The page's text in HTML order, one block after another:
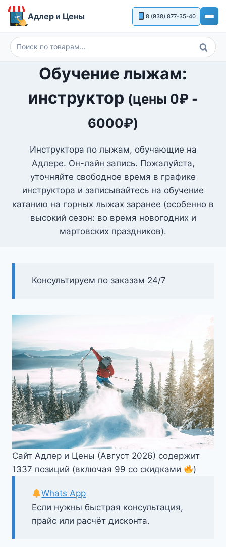
Перейти
Адлер и Цены 8 (938) 877-35-40
Искать:
Поиск
Обучение лыжам:
инструктор (цены 0₽ -
6000₽)
Инструктора по лыжам, обучающие на
Адлере. Он-лайн запись. Пожалуйста,
уточняйте свободное время в графике
инструктора и записывайтесь на обучение
катанию на горных лыжах заранее (особенно в
высокий сезон: во время новогодних и
мартовских праздников).
Консультируем по заказам 24/7
Сайт Адлер и Цены (Август 2026) содержит
1337 позиций (включая 99 со скидками
)
Если нужны быстрая консультация,
прайс или расчёт дисконта.
Whats App